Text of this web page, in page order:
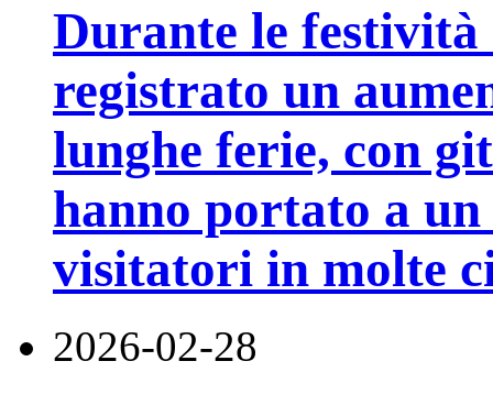
Durante le festività
registrato un
lunghe ferie, con
hanno portato a
visitatori in molte
2026-02-28